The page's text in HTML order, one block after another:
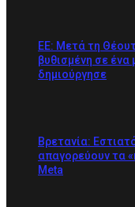
ΕΕ: Μετά τη
βυθισμένη σε ένα
δημιούργησε
Βρετανία:
απαγορεύουν τα
Meta